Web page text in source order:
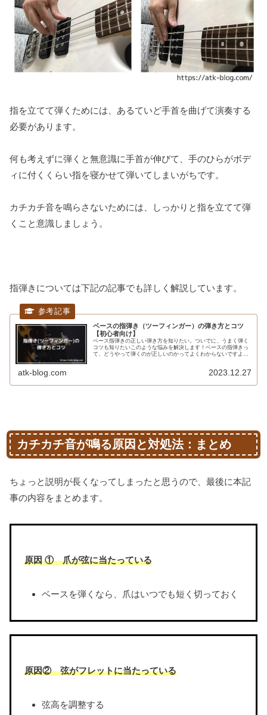
指を立てて弾くためには、あるていど手首を曲げて演奏する
必要があります。
何も考えずに弾くと無意識に手首が伸びて、手のひらがボデ
ィに付くくらい指を寝かせて弾いてしまいがちです。
カチカチ音を鳴らさないためには、しっかりと指を立てて弾
くこと意識しましょう。
指弾きについては下記の記事でも詳しく解説しています。
ベースの指弾き（ツーフィンガー）の弾き方とコツ
【初心者向け】
ベース指弾きの正しい弾き方を知りたい。ついでに、うまく弾く
コツも知りたいこのような悩みを解決します！ベースの指弾きっ
て、どうやって弾くのが正しいのかってよくわからないですよ
atk-blog.com 2023.12.27
カチカチ音が鳴る原因と対処法：まとめ
ちょっと説明が長くなってしまったと思うので、最後に本記
事の内容をまとめます。
原因 ① 爪が弦に当たっている
ベースを弾くなら、爪はいつでも短く切っておく
原因② 弦がフレットに当たっている
弦高を調整する